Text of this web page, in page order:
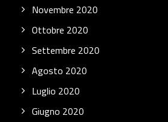
Novembre 2020
Ottobre 2020
Settembre 2020
Agosto 2020
Luglio 2020
Giugno 2020